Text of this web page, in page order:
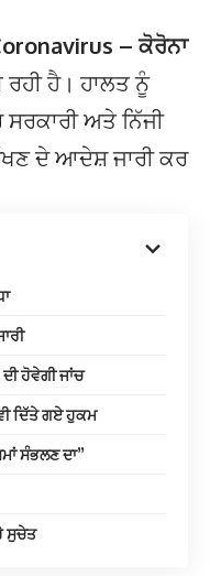
– ਕੋਰੋਨਾ
ਹੈ। ਹਾਲਤ ਨੂੰ
ਅਤੇ ਨਿੱਜੀ
ਦੇ ਆਦੇਸ਼ ਜਾਰੀ ਕਰ
ਹੋਵੇਗੀ ਜਾਂਚ
ਦਿੱਤੇ ਗਏ ਹੁਕਮ
ਸੰਭਲਣ ਦਾ”
ਸੁਚੇਤ